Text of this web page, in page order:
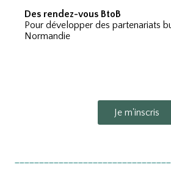
Des rendez-vous BtoB
Pour développer des partenariats
Normandie
Je m'inscris